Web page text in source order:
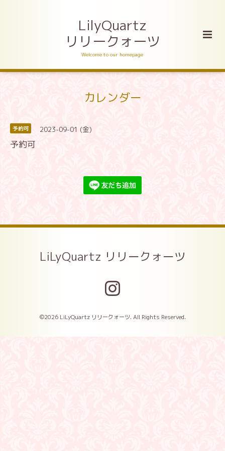
LilyQuartz
リリークォーツ
Welcome to our homepage
カレンダー
予約可 2023-09-01 (金)
予約可
LiLyQuartz リリークォーツ
©2026 LiLyQuartz リリークォーツ. All Rights Reserved.